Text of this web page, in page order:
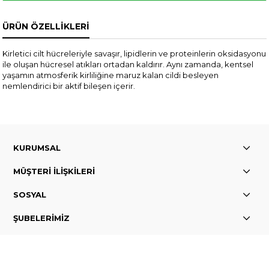
ÜRÜN ÖZELLIKLERI
Kirletici cilt hücreleriyle savaşır, lipidlerin ve proteinlerin oksidasyonu
ile oluşan hücresel atıkları ortadan kaldırır. Aynı zamanda, kentsel
yaşamın atmosferik kirliliğine maruz kalan cildi besleyen
nemlendirici bir aktif bileşen içerir.
KURUMSAL
MÜŞTERİ İLİŞKİLERİ
SOSYAL
ŞUBELERİMİZ